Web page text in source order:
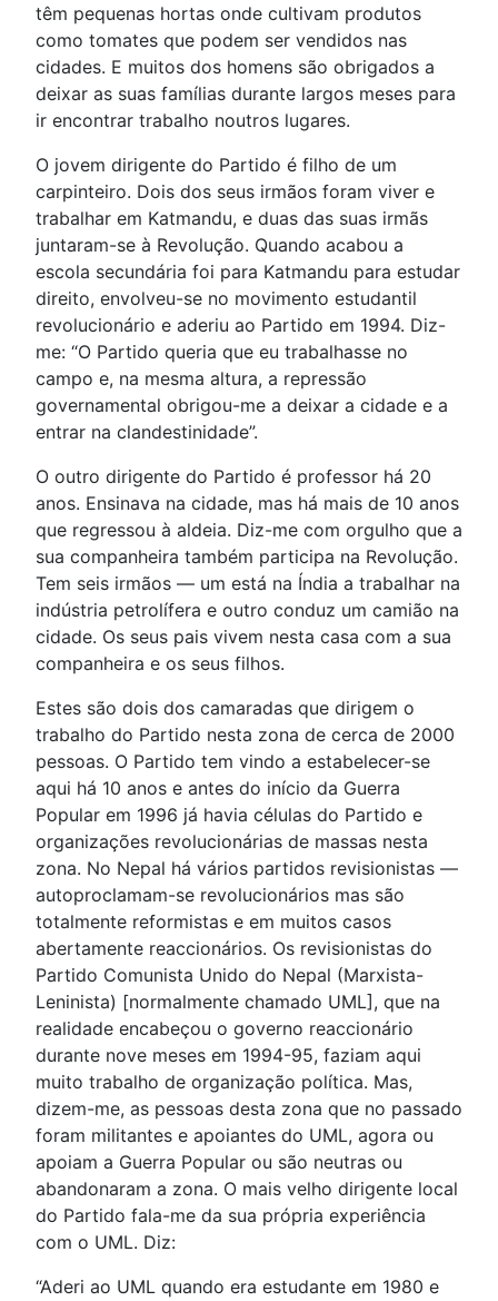
têm pequenas hortas onde cultivam produtos
como tomates que podem ser vendidos nas
cidades. E muitos dos homens são obrigados a
deixar as suas famílias durante largos meses para
ir encontrar trabalho noutros lugares.
O jovem dirigente do Partido é filho de um
carpinteiro. Dois dos seus irmãos foram viver e
trabalhar em Katmandu, e duas das suas irmãs
juntaram-se à Revolução. Quando acabou a
escola secundária foi para Katmandu para estudar
direito, envolveu-se no movimento estudantil
revolucionário e aderiu ao Partido em 1994. Diz-
me: “O Partido queria que eu trabalhasse no
campo e, na mesma altura, a repressão
governamental obrigou-me a deixar a cidade e a
entrar na clandestinidade”.
O outro dirigente do Partido é professor há 20
anos. Ensinava na cidade, mas há mais de 10 anos
que regressou à aldeia. Diz-me com orgulho que a
sua companheira também participa na Revolução.
Tem seis irmãos — um está na Índia a trabalhar na
indústria petrolífera e outro conduz um camião na
cidade. Os seus pais vivem nesta casa com a sua
companheira e os seus filhos.
Estes são dois dos camaradas que dirigem o
trabalho do Partido nesta zona de cerca de 2000
pessoas. O Partido tem vindo a estabelecer-se
aqui há 10 anos e antes do início da Guerra
Popular em 1996 já havia células do Partido e
organizações revolucionárias de massas nesta
zona. No Nepal há vários partidos revisionistas —
autoproclamam-se revolucionários mas são
totalmente reformistas e em muitos casos
abertamente reaccionários. Os revisionistas do
Partido Comunista Unido do Nepal (Marxista-
Leninista) [normalmente chamado UML], que na
realidade encabeçou o governo reaccionário
durante nove meses em 1994-95, faziam aqui
muito trabalho de organização política. Mas,
dizem-me, as pessoas desta zona que no passado
foram militantes e apoiantes do UML, agora ou
apoiam a Guerra Popular ou são neutras ou
abandonaram a zona. O mais velho dirigente local
do Partido fala-me da sua própria experiência
com o UML. Diz:
“Aderi ao UML quando era estudante em 1980 e